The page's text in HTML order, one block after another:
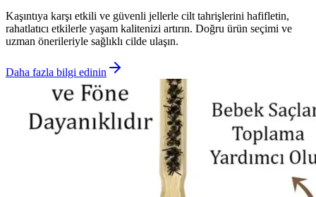
Kaşıntıya karşı etkili ve güvenli jellerle cilt tahrişlerini hafifletin,
rahatlatıcı etkilerle yaşam kalitenizi artırın. Doğru ürün seçimi ve
uzman önerileriyle sağlıklı cilde ulaşın.
Daha fazla bilgi edinin